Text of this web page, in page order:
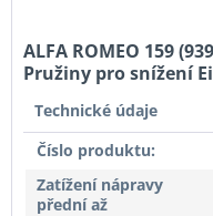
ALFA ROMEO 159
Pružiny pro snížení
Technické údaje
Číslo produktu:
Zatížení nápravy
přední až